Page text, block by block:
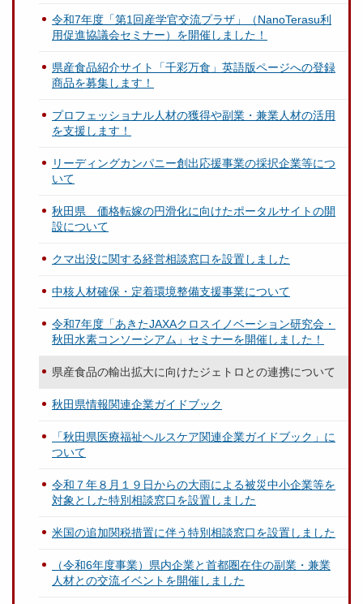
令和7年度「第1回産学官交流プラザ」（NanoTerasu利
用促進協議会セミナー）を開催しました！
県産食品紹介サイト「千彩万食」英語版ページへの登録
商品を募集します！
プロフェッショナル人材の獲得や副業・兼業人材の活用
を支援します！
リーディングカンパニー創出応援事業の採択企業等につ
いて
秋田県 価格転嫁の円滑化に向けたポータルサイトの開
設について
クマ出没に関する経営相談窓口を設置しました
中核人材確保・定着環境整備支援事業について
令和7年度「あきたJAXAクロスイノベーション研究会・
秋田水素コンソーシアム」セミナーを開催しました！
県産食品の輸出拡大に向けたジェトロとの連携について
秋田県情報関連企業ガイドブック
「秋田県医療福祉ヘルスケア関連企業ガイドブック」に
ついて
令和７年８月１９日からの大雨による被災中小企業等を
対象とした特別相談窓口を設置しました
米国の追加関税措置に伴う特別相談窓口を設置しました
（令和6年度事業）県内企業と首都圏在住の副業・兼業
人材との交流イベントを開催しました